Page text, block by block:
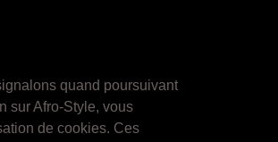
quand poursuivant
sur Afro-Style, vous
de cookies. Ces